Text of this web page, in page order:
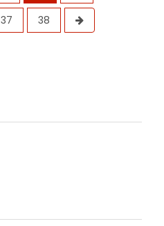
37 38